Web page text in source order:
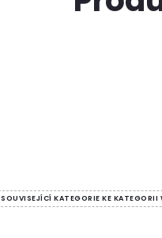
SOUVISEJÍCÍ KATEGORIE KE KATEGORII